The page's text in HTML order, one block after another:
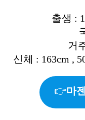
출생 :
거
신체 : 163cm ,
👉마